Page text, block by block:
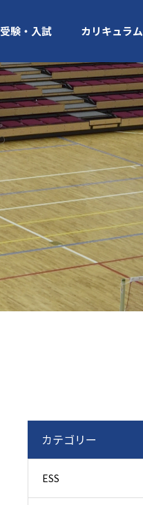
受験・入試 カリキュラム
カテゴリー
ESS